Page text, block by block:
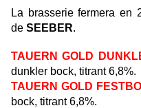
La brasserie fermera en
de SEEBER.
TAUERN GOLD
dunkler bock, titrant 6,8%.
TAUERN GOLD
bock, titrant 6,8%.